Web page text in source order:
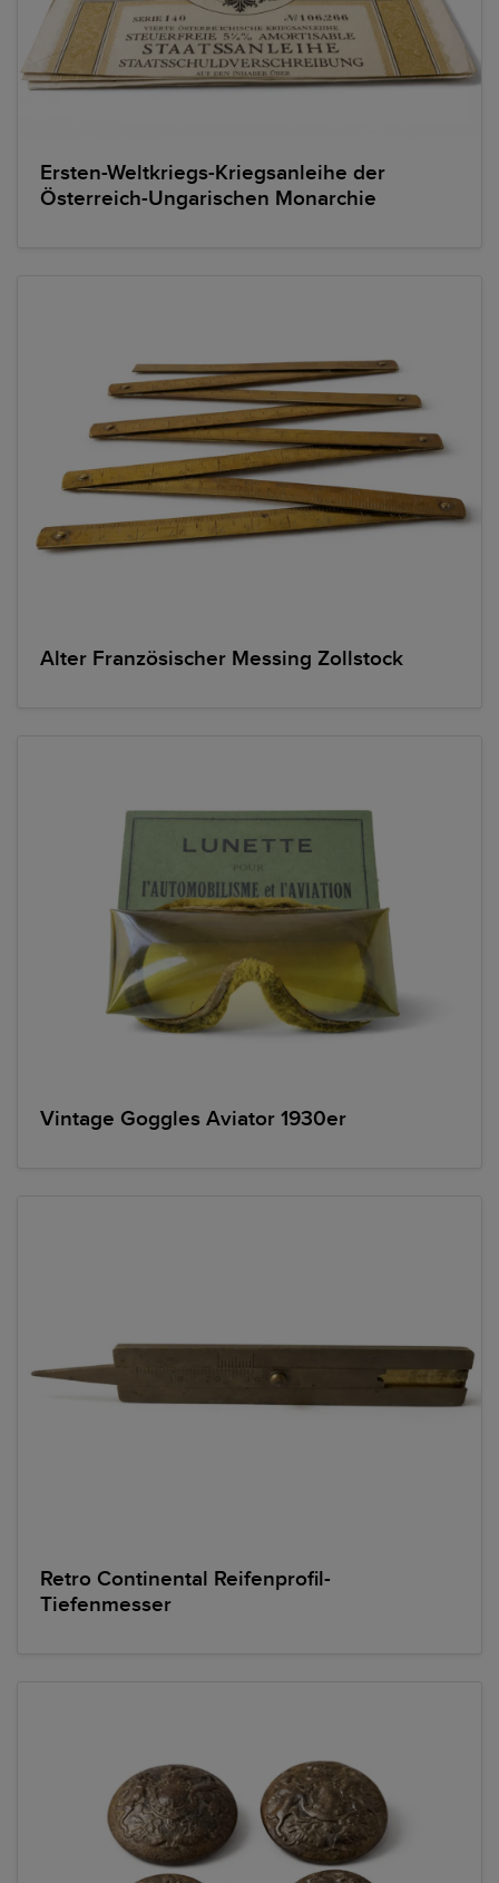
Ersten-Weltkriegs-Kriegsanleihe der
Österreich-Ungarischen Monarchie
Alter Französischer Messing Zollstock
Vintage Goggles Aviator 1930er
Retro Continental Reifenprofil-
Tiefenmesser